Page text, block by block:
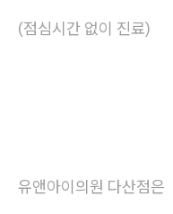
(점심시간 없이 진료)
유앤아이의원 다산점은